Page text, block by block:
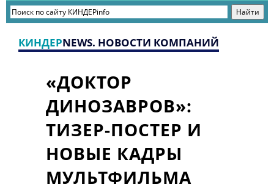
КИНДЕРNEWS. НОВОСТИ КОМПАНИЙ
«ДОКТОР
ДИНОЗАВРОВ»:
ТИЗЕР-ПОСТЕР И
НОВЫЕ КАДРЫ
МУЛЬТФИЛЬМА